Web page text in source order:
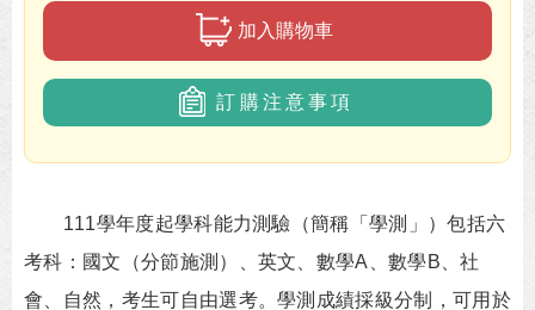
加入購物車
訂購注意事項
111學年度起學科能力測驗（簡稱「學測」）包括六
考科：國文（分節施測）、英文、數學A、數學B、社
會、自然，考生可自由選考。學測成績採級分制，可用於